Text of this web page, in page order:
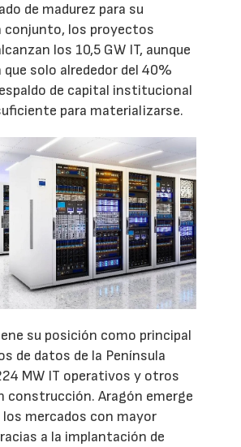
de madurez para su
conjunto, los proyectos
los 10,5 GW IT, aunque
que solo alrededor del 40%
de capital institucional
para materializarse.
su posición como principal
de datos de la Península
MW IT operativos y otros
construcción. Aragón emerge
los mercados con mayor
a la implantación de